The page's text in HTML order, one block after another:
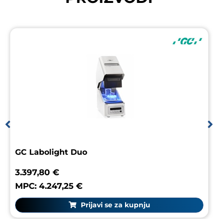
GC Labolight Duo
3.397,80 €
MPC: 4.247,25 €
Prijavi se za kupnju